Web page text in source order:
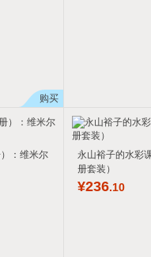
购买
：维米尔
永山裕子的水彩
册套装）
¥236.10